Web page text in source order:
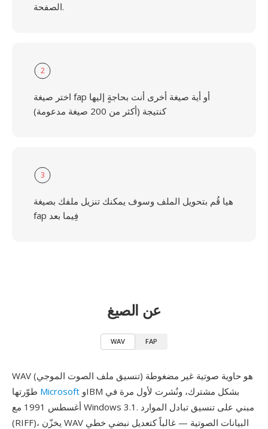
الصفحة.
2
اختر صيغة fap أو أية صيغة أخرى أنت بحاجةٍ إليها
كنتيجة (أكثر من 200 صيغة مدعومة)
3
هيا قُم بتحويل الملف وسوف يمكنك تنزيل ملفك بصيغة
fap فِيما بعد
عن الصيغ
WAV FAP
WAV (تنسيق ملف الصوت الموجي) هو حاوية صوتية غير مضغوطة
Microsoft
أغسطس 1991 مع Windows 3.1. مبني على تنسيق تبادل الموارد
(RIFF)، يخزّن WAV البيانات الصوتية — غالباً كتعديل نبضي خطي